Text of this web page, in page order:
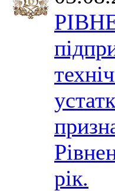
рік.